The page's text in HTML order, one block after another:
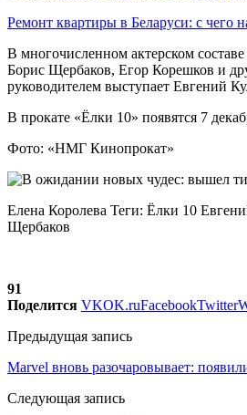
Ремонт квартиры в Беларуси: с чего
В многочисленном актерском
Борис Щербаков, Егор Корешков и
руководителем выступает Евгений
В прокате «Ёлки 10» появятся 7
Фото: «НМГ Кинопрокат»
Елена Королева Теги: Ёлки 10
Щербаков
91
Поделится VKOK.ruFacebookTwitter
Предыдущая запись
Marvel вновь разочаровывает:
Следующая запись